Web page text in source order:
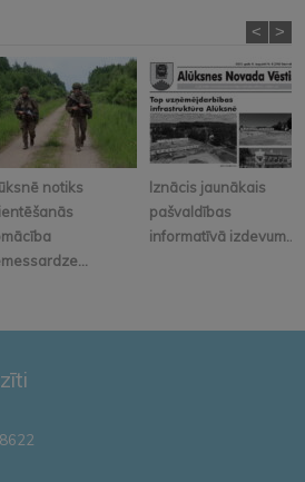
notiks
Iznācis jaunākais
pašvaldības
informatīvā izdevum...
< >